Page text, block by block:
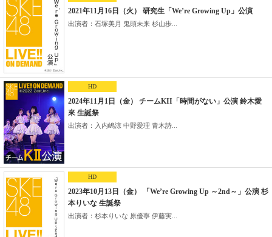
2021年11月16日（火） 研究生「We’re Growing Up」公演
出演者：石塚美月 鬼頭未来 杉山歩...
HD
2024年11月1日（金） チームKII「時間がない」公演 鈴木愛
來 生誕祭
出演者：入内嶋涼 中野愛理 青木詩...
HD
2023年10月13日（金） 「We’re Growing Up ～2nd～」公演 杉
本りいな 生誕祭
出演者：杉本りいな 原優寧 伊藤実...